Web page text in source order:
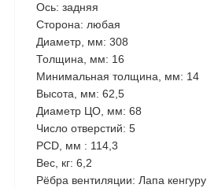
Ось: задняя
Сторона: любая
Диаметр, мм: 308
Толщина, мм: 16
Минимальная толщина, мм: 14
Высота, мм: 62,5
Диаметр ЦО, мм: 68
Число отверстий: 5
PCD, мм : 114,3
Вес, кг: 6,2
Рёбра вентиляции: Лапа кенгуру